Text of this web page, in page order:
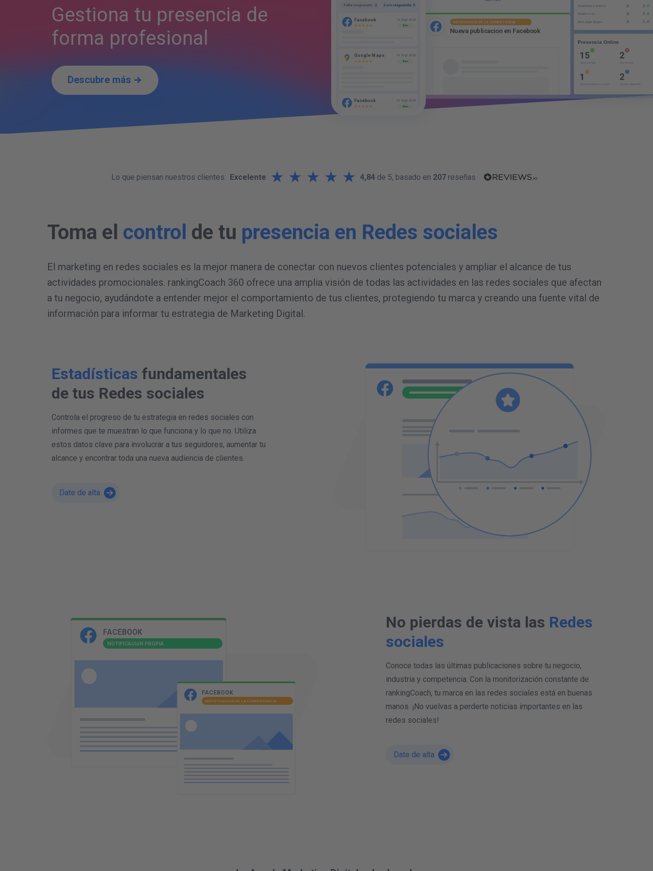
Gestiona tu presencia de
forma profesional
Descubre más
5
Con respuesta
2
Falta respuesta
Bien
14 Sept 2020
Facebook
Bien
14 Sept 2020
Google Maps
Bien
14 Sept 2020
Facebook
NuevapublicacionenFacebo k
Nu ev otu it
icacionenFaceboo
N
NOTIFICACIóN DE LA COMPETENCIA
Lo que piensan nuestros clientes: Excelente ★ ★ ★ ★ ★ 4,84 de 5, basado en 207 reseñas
Toma el control de tu presencia en Redes sociales
El marketing en redes sociales es la mejor manera de conectar con nuevos clientes potenciales y ampliar el alcance de tus
actividades promocionales. rankingCoach 360 ofrece una amplia visión de todas las actividades en las redes sociales que afectan
a tu negocio, ayudándote a entender mejor el comportamiento de tus clientes, protegiendo tu marca y creando una fuente vital de
información para informar tu estrategia de Marketing Digital.
Estadísticas fundamentales
de tus Redes sociales
Controla el progreso de tu estrategia en redes sociales con
informes que te muestran lo que funciona y lo que no. Utiliza
estos datos clave para involucrar a tus seguidores, aumentar tu
alcance y encontrar toda una nueva audiencia de clientes.
Date de alta
No pierdas de vista las Redes
sociales
Conoce todas las últimas publicaciones sobre tu negocio,
industria y competencia. Con la monitorización constante de
rankingCoach, tu marca en las redes sociales está en buenas
manos. ¡No vuelvas a perderte noticias importantes en las
redes sociales!
Date de alta
FACEBOOK